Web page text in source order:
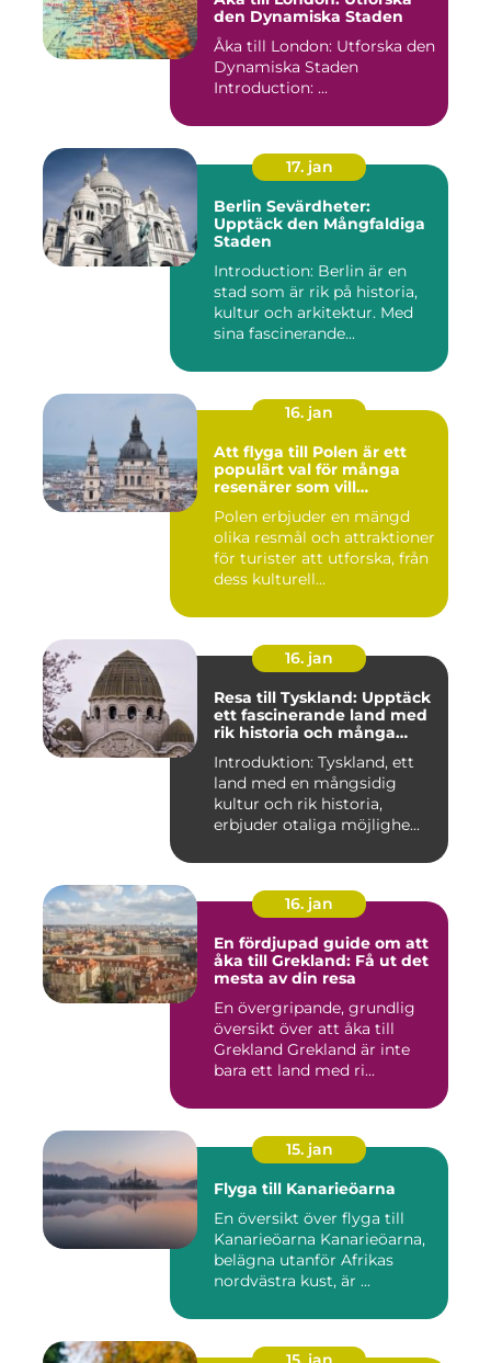
den Dynamiska Staden
Åka till London: Utforska den
Dynamiska Staden
Introduction: ...
17. jan
Berlin Sevärdheter:
Upptäck den Mångfaldiga
Staden
Introduction: Berlin är en
stad som är rik på historia,
kultur och arkitektur. Med
sina fascinerande...
16. jan
Att flyga till Polen är ett
populärt val för många
resenärer som vill
och dess rika historia
Polen erbjuder en mängd
olika resmål och attraktioner
för turister att utforska, från
dess kulturell...
16. jan
Resa till Tyskland: Upptäck
ett fascinerande land med
rik historia och många
Introduktion: Tyskland, ett
land med en mångsidig
kultur och rik historia,
erbjuder otaliga möjlighe...
16. jan
En fördjupad guide om att
åka till Grekland: Få ut det
mesta av din resa
En övergripande, grundlig
översikt över att åka till
Grekland Grekland är inte
bara ett land med ri...
15. jan
Flyga till Kanarieöarna
En översikt över flyga till
Kanarieöarna Kanarieöarna,
belägna utanför Afrikas
nordvästra kust, är ...